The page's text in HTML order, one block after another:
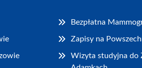
Bezpłatna
Zapisy na
Wizyta studyjna do